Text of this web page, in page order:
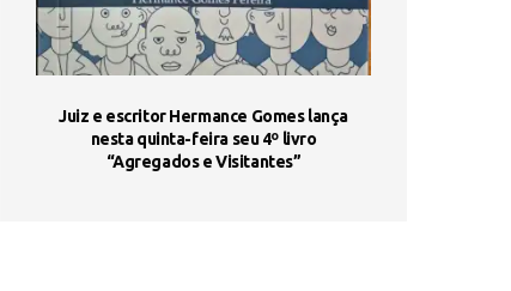
Juiz e escritor Hermance Gomes lança
nesta quinta-feira seu 4º livro
“Agregados e Visitantes”